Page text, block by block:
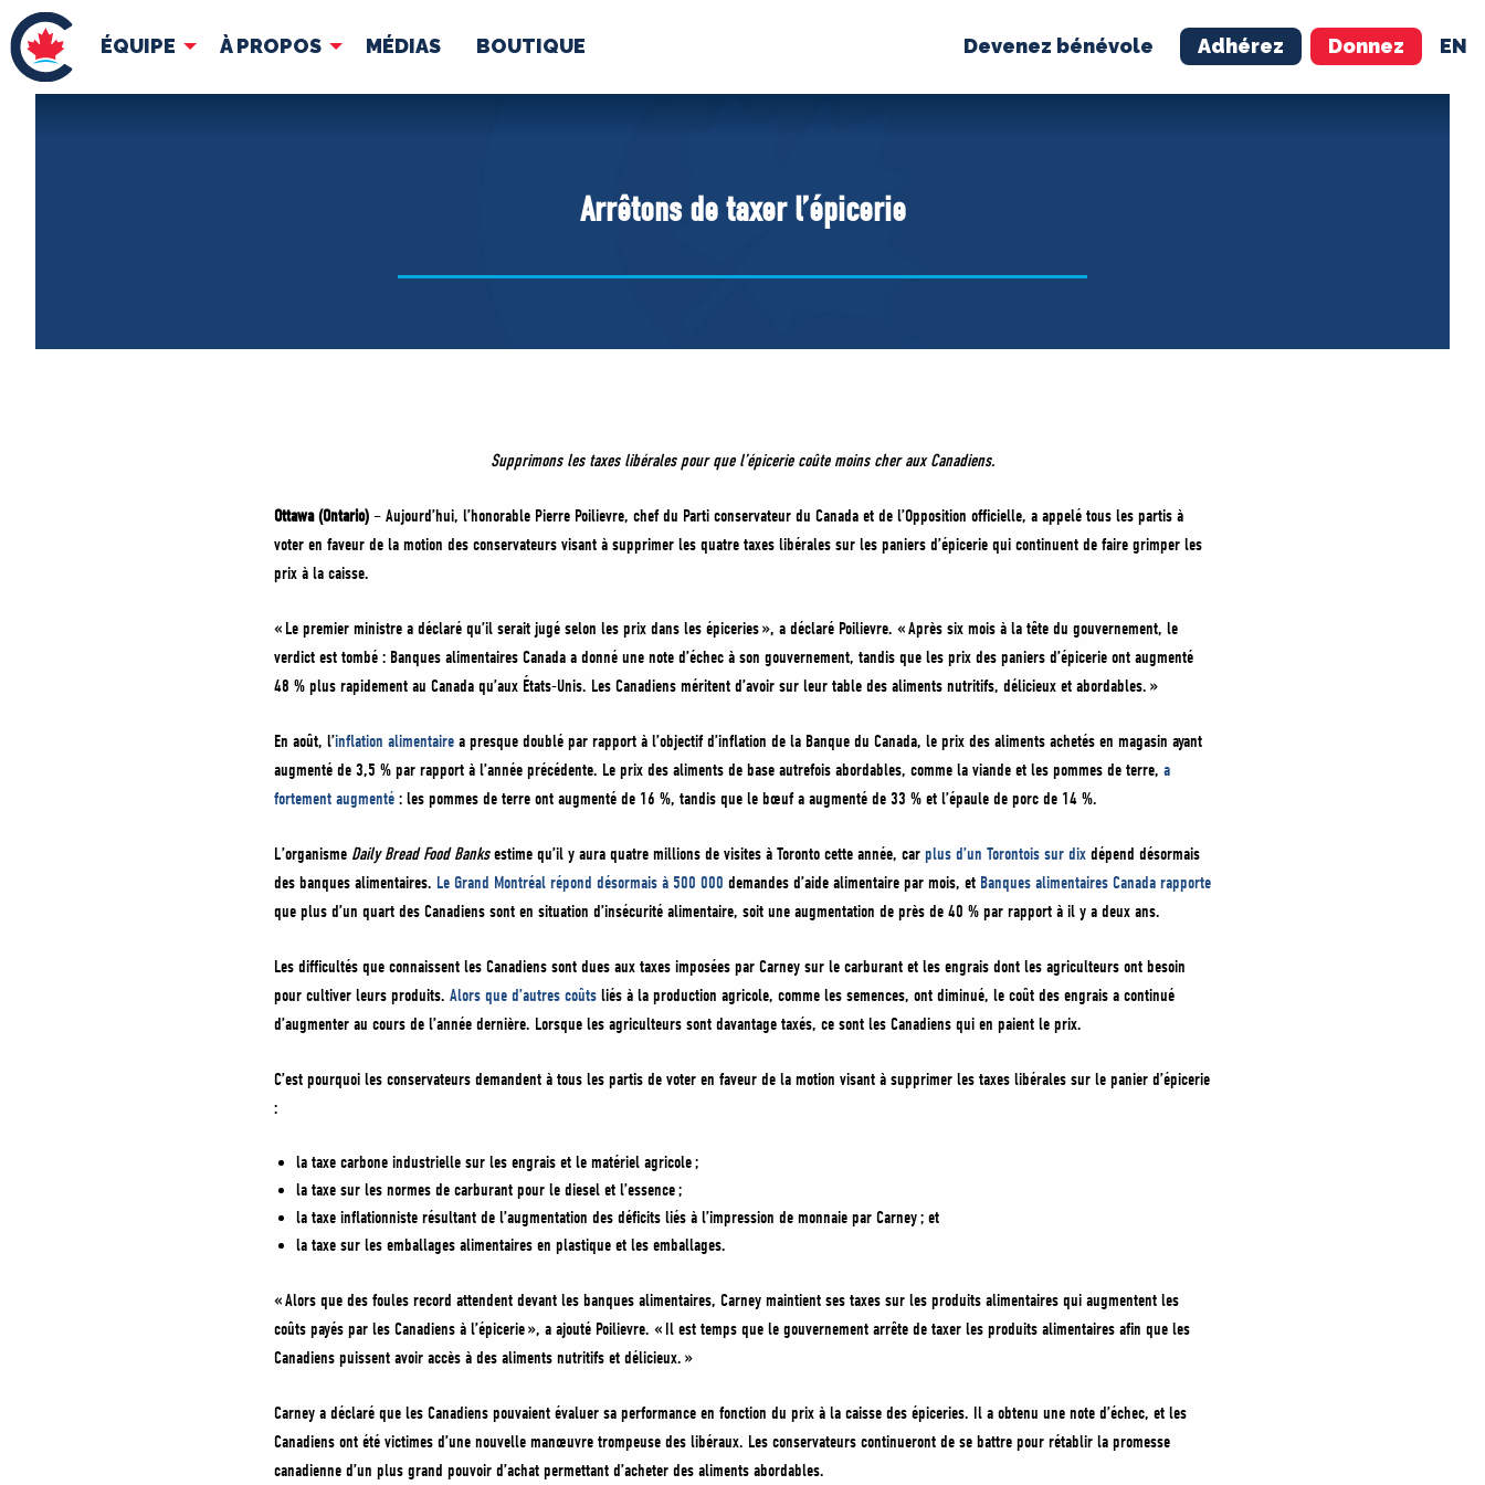
ÉQUIPE À PROPOS MÉDIAS BOUTIQUE Devenez bénévole Adhérez Donnez EN
ÉQUIPE À PROPOS MÉDIAS BÉNÉVOLE ADHÉREZ
BOUTIQUE
Arrêtons de taxer l’épicerie
Supprimons les taxes libérales pour que l’épicerie coûte moins cher aux Canadiens.
Ottawa (Ontario) – Aujourd’hui, l’honorable Pierre Poilievre, chef du Parti conservateur du Canada et de l’Opposition officielle, a appelé tous les partis à
voter en faveur de la motion des conservateurs visant à supprimer les quatre taxes libérales sur les paniers d’épicerie qui continuent de faire grimper les
prix à la caisse.
« Le premier ministre a déclaré qu’il serait jugé selon les prix dans les épiceries », a déclaré Poilievre. « Après six mois à la tête du gouvernement, le
verdict est tombé : Banques alimentaires Canada a donné une note d’échec à son gouvernement, tandis que les prix des paniers d’épicerie ont augmenté
48 % plus rapidement au Canada qu’aux États-Unis. Les Canadiens méritent d’avoir sur leur table des aliments nutritifs, délicieux et abordables. »
En août, l’inflation alimentaire a presque doublé par rapport à l’objectif d’inflation de la Banque du Canada, le prix des aliments achetés en magasin ayant
augmenté de 3,5 % par rapport à l’année précédente. Le prix des aliments de base autrefois abordables, comme la viande et les pommes de terre, a
fortement augmenté : les pommes de terre ont augmenté de 16 %, tandis que le bœuf a augmenté de 33 % et l’épaule de porc de 14 %.
L’organisme Daily Bread Food Banksestime qu’il y aura quatre millions de visites à Toronto cette année, car plus d’un Torontois sur dix dépend désormais
des banques alimentaires. Le Grand Montréal répond désormais à 500 000 demandes d’aide alimentaire par mois, et Banques alimentaires Canada rapporte
que plus d’un quart des Canadiens sont en situation d’insécurité alimentaire, soit une augmentation de près de 40 % par rapport à il y a deux ans.
Les difficultés que connaissent les Canadiens sont dues aux taxes imposées par Carney sur le carburant et les engrais dont les agriculteurs ont besoin
pour cultiver leurs produits. Alors que d’autres coûts liés à la production agricole, comme les semences, ont diminué, le coût des engrais a continué
d’augmenter au cours de l’année dernière. Lorsque les agriculteurs sont davantage taxés, ce sont les Canadiens qui en paient le prix.
C’est pourquoi les conservateurs demandent à tous les partis de voter en faveur de la motion visant à supprimer les taxes libérales sur le panier d’épicerie
:
la taxe carbone industrielle sur les engrais et le matériel agricole ;
la taxe sur les normes de carburant pour le diesel et l’essence ;
la taxe inflationniste résultant de l’augmentation des déficits liés à l’impression de monnaie par Carney ; et
la taxe sur les emballages alimentaires en plastique et les emballages.
« Alors que des foules record attendent devant les banques alimentaires, Carney maintient ses taxes sur les produits alimentaires qui augmentent les
coûts payés par les Canadiens à l’épicerie », a ajouté Poilievre. « Il est temps que le gouvernement arrête de taxer les produits alimentaires afin que les
Canadiens puissent avoir accès à des aliments nutritifs et délicieux. »
Carney a déclaré que les Canadiens pouvaient évaluer sa performance en fonction du prix à la caisse des épiceries. Il a obtenu une note d’échec, et les
Canadiens ont été victimes d’une nouvelle manœuvre trompeuse des libéraux. Les conservateurs continueront de se battre pour rétablir la promesse
canadienne d’un plus grand pouvoir d’achat permettant d’acheter des aliments abordables.